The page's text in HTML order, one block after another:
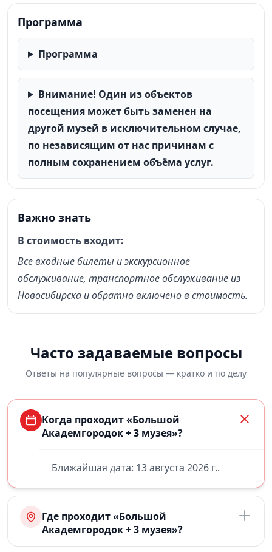
гена агрессивности и познакомитесь с памятником
лабораторной мыши, увидите здание знаменитого
технопарка, здания исследовательских институтов,
удивитесь истории о секретных "бункерах",
адронном коллайдере и неизвестных визитах
известных людей.
Программа
Программа
Внимание! Один из объектов
посещения может быть заменен на
другой музей в исключительном случае,
по независящим от нас причинам с
полным сохранением объёма услуг.
Важно знать
В стоимость входит:
Все входные билеты и экскурсионное
обслуживание, транспортное обслуживание из
Новосибирска и обратно включено в стоимость.
Часто задаваемые вопросы
Ответы на популярные вопросы — кратко и по делу
Когда проходит «Большой
Академгородок + 3 музея»?
Ближайшая дата: 13 августа 2026 г..
Где проходит «Большой
Академгородок + 3 музея»?